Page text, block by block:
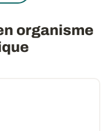
organisme